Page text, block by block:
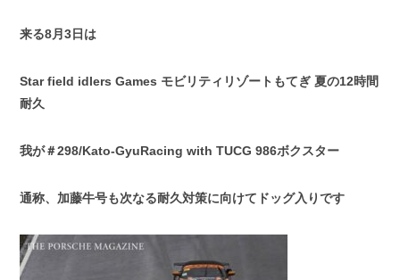
来る8月3日は
Star field idlers Games モビリティリゾートもてぎ 夏の12時間
耐久
我が＃298/Kato-GyuRacing with TUCG 986ボクスター
通称、加藤牛号も次なる耐久対策に向けてドッグ入りです